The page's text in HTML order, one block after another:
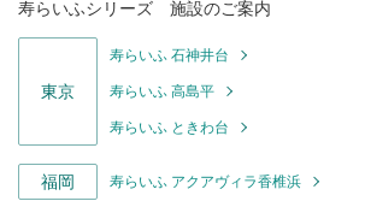
寿らいふシリーズ 施設のご案内
東京
寿らいふ 石神井台
寿らいふ 高島平
寿らいふ ときわ台
福岡 寿らいふ アクアヴィラ香椎浜